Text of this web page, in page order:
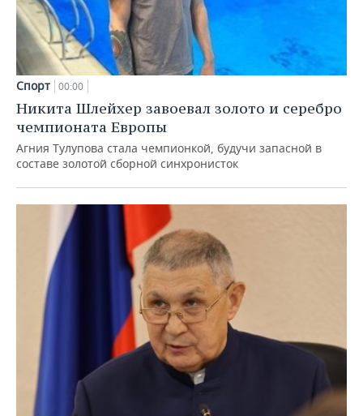
Спорт 00:00
Никита Шлейхер завоевал золото и серебро
чемпионата Европы
Агния Тулупова стала чемпионкой, будучи запасной в
составе золотой сборной синхронисток